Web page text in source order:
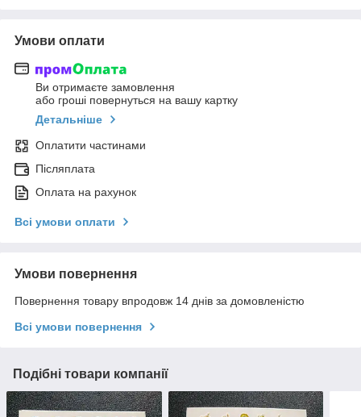
Умови оплати
Ви отримаєте замовлення
або гроші повернуться на вашу картку
Детальніше
Оплатити частинами
Післяплата
Оплата на рахунок
Всі умови оплати
Умови повернення
Повернення товару впродовж 14 днів за домовленістю
Всі умови повернення
Подібні товари компанії